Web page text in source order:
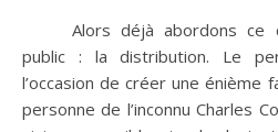
Alors déjà abordons ce
public : la distribution. Le
l’occasion de créer une énième
personne de l’inconnu Charles